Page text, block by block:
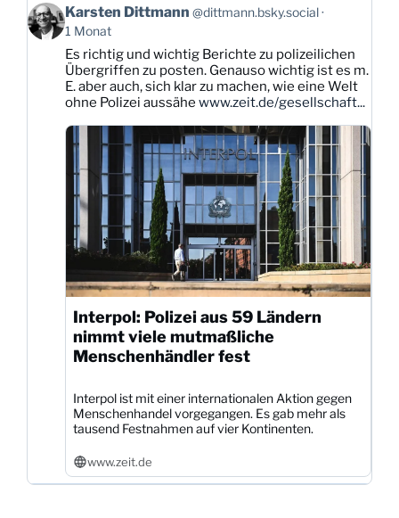
Beitrag
von
Karsten
Dittmann
Bluesky
ansehen
Karsten Dittmann @dittmann.bsky.social
1 Monat
Es richtig und wichtig Berichte zu polizeilichen
Übergriffen zu posten. Genauso wichtig ist es m.
E. aber auch, sich klar zu machen, wie eine Welt
ohne Polizei aussähe www.zeit.de/gesellschaft...
Interpol: Polizei aus 59 Ländern
nimmt viele mutmaßliche
Menschenhändler fest
Interpol ist mit einer internationalen Aktion gegen
Menschenhandel vorgegangen. Es gab mehr als
tausend Festnahmen auf vier Kontinenten.
www.zeit.de